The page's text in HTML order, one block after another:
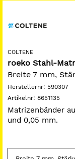
COLTENE
roeko Stahl-
Breite 7 mm,
Herstellernr: 590307
Artikelnr: 8651135
Matrizenbänder
und 0,05 mm.